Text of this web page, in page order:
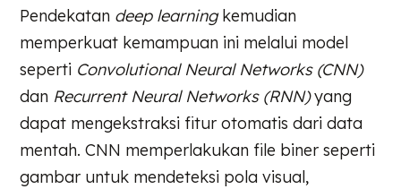
Pendekatan deep learningkemudian
memperkuat kemampuan ini melalui model
seperti Convolutional Neural Networks (CNN)
dan Recurrent Neural Networks (RNN)yang
dapat mengekstraksi fitur otomatis dari data
mentah. CNN memperlakukan file biner seperti
gambar untuk mendeteksi pola visual,